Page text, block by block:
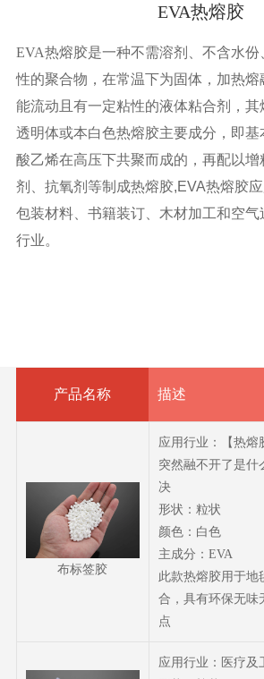
EVA热熔胶
EVA热熔胶是一种不需溶剂、不含水份
性的聚合物，在常温下为固体，加热熔
能流动且有一定粘性的液体粘合剂，
透明体或本白色热熔胶主要成分，即
酸乙烯在高压下共聚而成的，再配以
剂、抗氧剂等制成热熔胶,EVA热熔胶
包装材料、书籍装订、木材加工和空气
行业。
产品名称 描述
布标签胶
应用行业：【热熔
突然融不开了是什
决
形状：粒状
颜色：白色
主成分：EVA
此款热熔胶用于地
合，具有环保无味
点
应用行业：医疗及